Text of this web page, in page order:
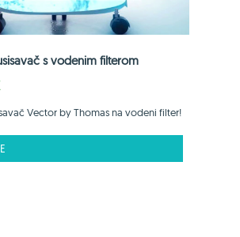
s vodenim filterom
Vector by Thomas na vodeni filter!